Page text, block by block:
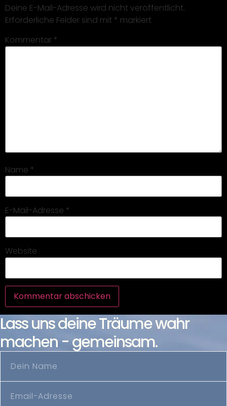
Deine E-Mail-Adresse wird nicht veröffentlicht.
Erforderliche Felder sind mit * markiert
Kommentar *
Name *
E-Mail-Adresse *
Website
Lass uns deine Träume wahr
machen - gemeinsam.